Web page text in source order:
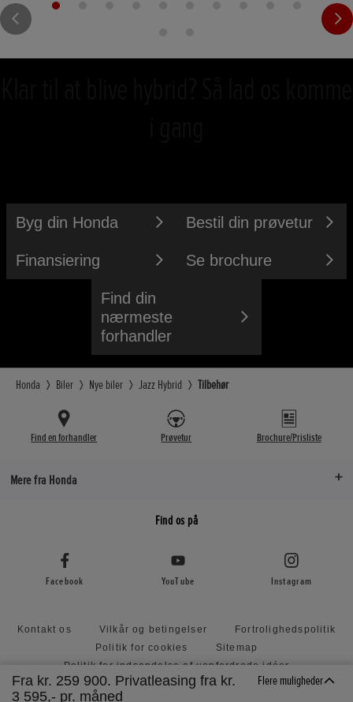
Fra kr. 259 900. Privatleasing fra kr.
3 595,- pr. måned
Flere muligheder
Byg din Honda Bestil din prøvetur
Finansiering Se brochure
Find din
nærmeste
forhandler
Honda Biler Nye biler Jazz Hybrid Tilbehør
Find en forhandler Prøvetur Brochure/Prisliste
Mere fra Honda
Find os på
Facebook YouTube Instagram
Kontakt os Vilkår og betingelser
Fortrolighedspolitik
Politik for cookies
Sitemap
Politik for indsendelse af uopfordrede idéer
Hondas politik for indsendelse af uopfordrede ideer